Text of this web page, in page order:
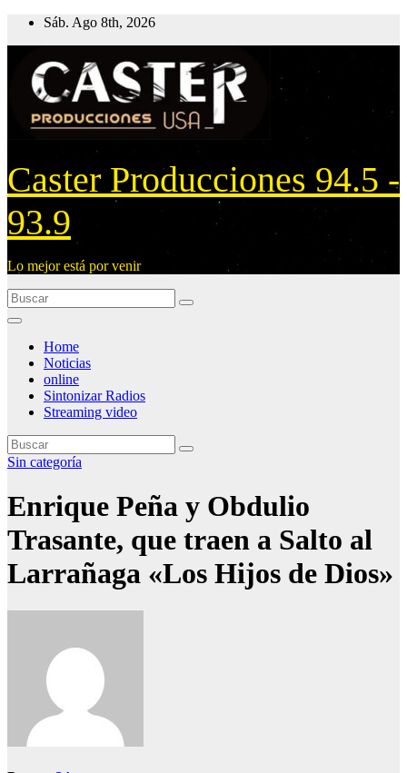
Sáb. Ago 8th, 2026
Caster Producciones 94.5 -
93.9
Lo mejor está por venir
Home
Noticias
online
Sintonizar Radios
Streaming video
Sin categoría
Enrique Peña y Obdulio
Trasante, que traen a Salto al
Larrañaga «Los Hijos de Dios»